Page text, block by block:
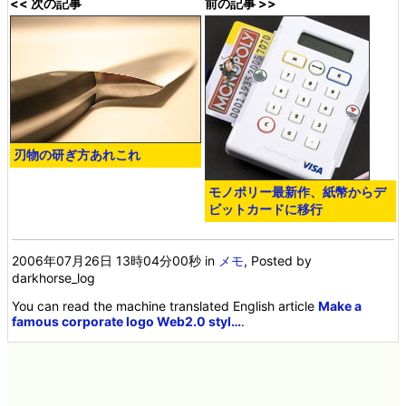
刃物の研ぎ方あれこれ
モノポリー最新作、紙幣からデ
ビットカードに移行
2006年07月26日 13時04分00秒 in メモ, Posted by
darkhorse_log
You can read the machine translated English articleMake a
famous corporate logo Web2.0 styl….